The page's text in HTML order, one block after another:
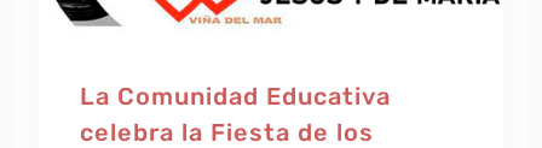
La Comunidad Educativa
celebra la Fiesta de los